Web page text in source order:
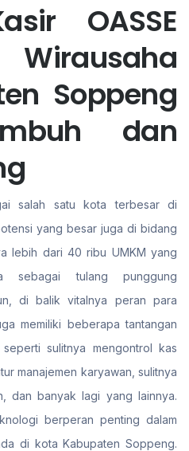
OASSE
Wirausaha
Soppeng
dan
salah satu kota terbesar di
yang besar juga di bidang
lebih dari 40 ribu UMKM yang
sebagai tulang punggung
di balik vitalnya peran para
memiliki beberapa tantangan
sulitnya mengontrol kas
manajemen karyawan, sulitnya
dan banyak lagi yang lainnya.
berperan penting dalam
di kota Kabupaten Soppeng.